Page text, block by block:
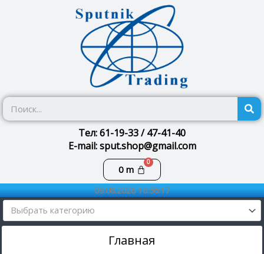
Тел: 61-19-33 / 47-41-40
E-mail: sput.shop@gmail.com
0m
Корзина
09.08.2026 10:56:18
Выбрать категорию
Главная